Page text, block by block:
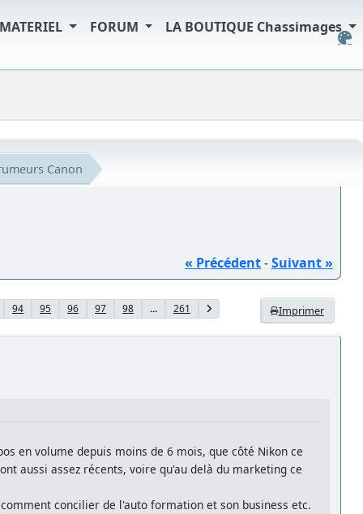
MATERIEL FORUM LA BOUTIQUE Chassimages
Canon
« Précédent-Suivant »
Imprimer
94 95 96 97 98 ... 261
en volume depuis moins de 6 mois, que côté Nikon ce
aussi assez récents, voire qu'au delà du marketing ce
concilier de l'auto formation et son business etc.